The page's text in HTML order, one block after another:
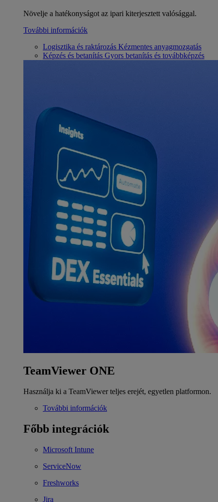
Növelje a hatékonyságot az ipari kiterjesztett valósággal.
További információk
Logisztika és raktározás Kézmentes anyagmozgatás
Képzés és betanítás Gyors betanítás és továbbképzés
TeamViewer ONE
Használja ki a TeamViewer teljes erejét, egyetlen platformon.
További információk
Főbb integrációk
Microsoft Intune
ServiceNow
Freshworks
Jira